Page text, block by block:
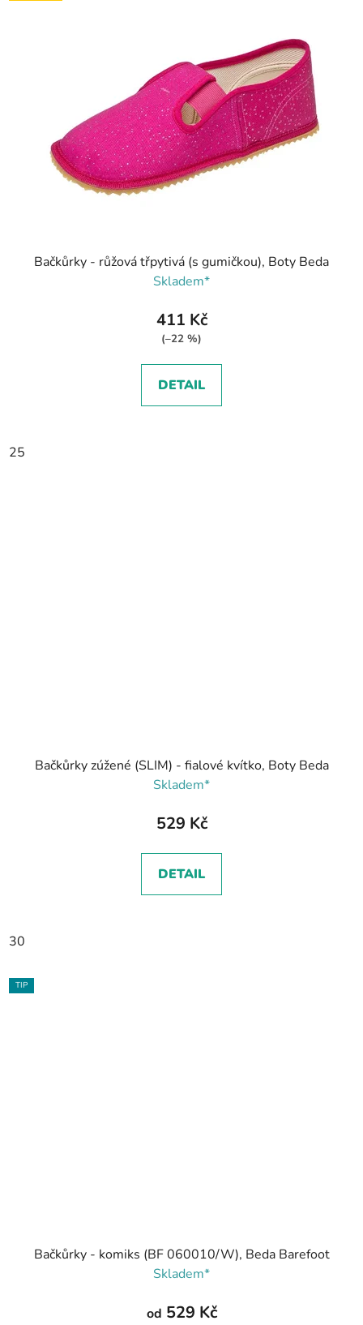
Bačkůrky - růžová třpytivá (s gumičkou), Boty Beda
Skladem*
411 Kč
(–22 %)
DETAIL
25
Bačkůrky zúžené (SLIM) - fialové kvítko, Boty Beda
Skladem*
529 Kč
DETAIL
30
TIP
Bačkůrky - komiks (BF 060010/W), Beda Barefoot
Skladem*
od 529 Kč